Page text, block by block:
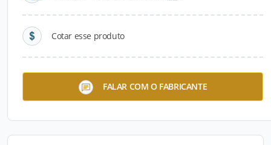
Cotar esse produto
FALAR COM O FABRICANTE
Bomba Rebocável TK 40
CP60